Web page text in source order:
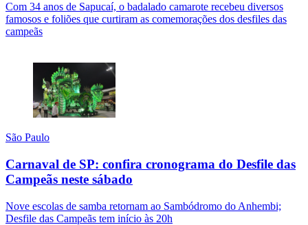
Com 34 anos de Sapucaí, o badalado camarote recebeu diversos
famosos e foliões que curtiram as comemorações dos desfiles das
campeãs
São Paulo
Carnaval de SP: confira cronograma do Desfile das
Campeãs neste sábado
Nove escolas de samba retornam ao Sambódromo do Anhembi;
Desfile das Campeãs tem início às 20h